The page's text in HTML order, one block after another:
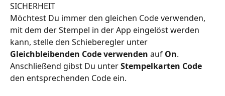
SICHERHEIT
Möchtest Du immer den gleichen Code verwenden,
mit dem der Stempel in der App eingelöst werden
kann, stelle den Schieberegler unter
Gleichbleibenden Code verwenden auf On.
Anschließend gibst Du unter Stempelkarten Code
den entsprechenden Code ein.